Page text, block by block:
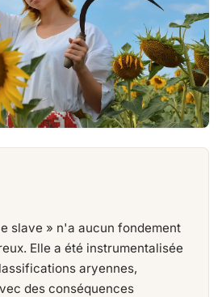
slave » n'a aucun fondement
Elle a été instrumentalisée
aryennes,
des conséquences